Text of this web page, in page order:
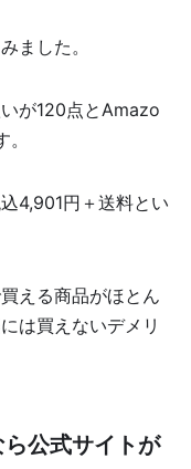
ました。
が120点とAmazo
4,901円＋送料とい
える商品がほとん
は買えないデメリ
公式サイトが